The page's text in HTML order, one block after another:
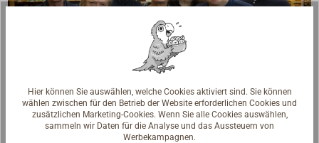
Fragen zum Artikel?
Reden Sie mit Handwerkern, Bootsbauern und
Hier können Sie auswählen, welche Cookies aktiviert sind. Sie können
wählen zwischen für den Betrieb der Website erforderlichen Cookies und
zusätzlichen Marketing-Cookies. Wenn Sie alle Cookies auswählen,
sammeln wir Daten für die Analyse und das Aussteuern von
Werbekampagnen.